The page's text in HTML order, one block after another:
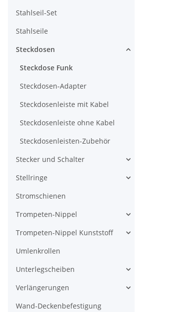
Stahlseil-Set
Stahlseile
Steckdosen
Steckdose Funk
Steckdosen-Adapter
Steckdosenleiste mit Kabel
Steckdosenleiste ohne Kabel
Steckdosenleisten-Zubehör
Stecker und Schalter
Stellringe
Stromschienen
Trompeten-Nippel
Trompeten-Nippel Kunststoff
Umlenkrollen
Unterlegscheiben
Verlängerungen
Wand-Deckenbefestigung